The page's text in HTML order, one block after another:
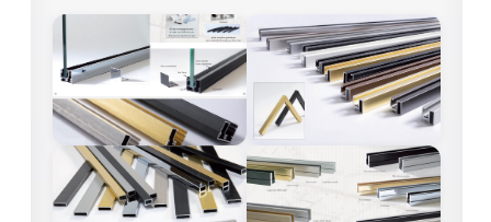
LES CHARNIÈRES DE PORTE EN VERRE
BOUTONS ET POIGNÉES
BARRES DE STABILISATION
JOINTS D'ÉTANCHÉITÉS